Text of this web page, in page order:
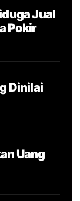
Jual
Pokir
Dinilai
Uang